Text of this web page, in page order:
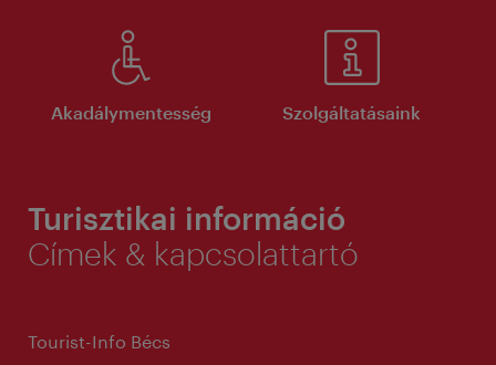
Akadálymentesség Szolgáltatásaink
Turisztikai információ
Címek & kapcsolattartó
Tourist-Info Bécs